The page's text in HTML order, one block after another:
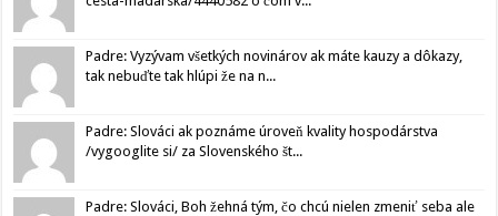
Padre: Vyzývam všetkých novinárov ak máte kauzy a dôkazy,
tak nebuďte tak hlúpi že na n...
Padre: Slováci ak poznáme úroveň kvality hospodárstva
/vygooglite si/ za Slovenského št...
Padre: Slováci, Boh žehná tým, čo chcú nielen zmeniť seba ale